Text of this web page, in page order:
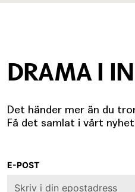
DRAMA I
Det händer mer än du
Få det samlat i vårt
E-POST